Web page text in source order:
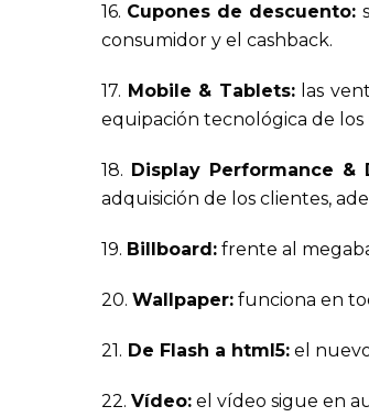
16. Cupones de descuento:
consumidor y el cashback.
17. Mobile & Tablets:las
equipación tecnológica de los
18. Display Performance &
adquisición de los clientes,
19. Billboard: frente al
20. Wallpaper: funciona en
21. De Flash a html5: el
22. Vídeo: el vídeo sigue en